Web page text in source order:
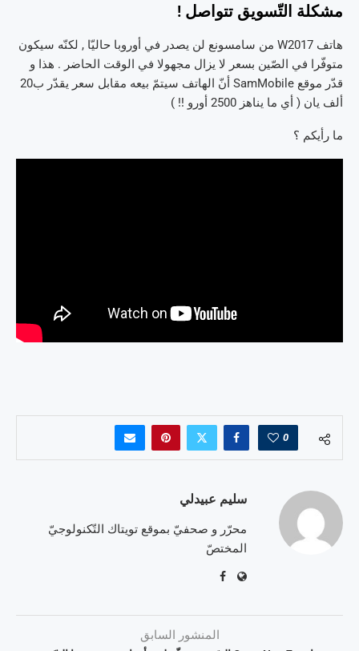
مشكلة التّسويق تتواصل !
هاتف W2017 من سامسونع لن يصدر في أوروبا حاليّا , لكنّه سيكون
متوفّرا في الصّين بسعر لا يزال مجهولا في الوقت الحاضر . هذا و
قدّر موقع SamMobile أنّ الهاتف سيتمّ بيعه مقابل سعر يقدّر ب20
ألف يان ( أي ما يناهز 2500 أورو !! )
ما رأيكم ؟
0
سليم عبيدلي
محرّر و صحفيّ بموقع تويتاك التّكنولوجيّ
المختصّ
المنشور السابق